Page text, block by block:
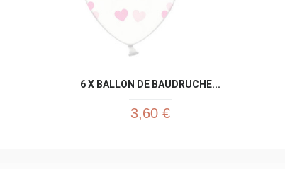
6 X BALLON DE BAUDRUCHE...
3,60 €